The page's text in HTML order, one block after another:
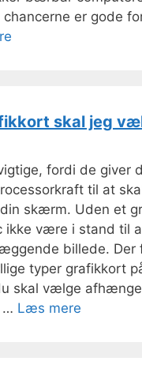
er gode
skal jeg
fordi de giver
til at
skærm. Uden et
ikke være i stand til
billede. Der
typer grafikkort
skal vælge
… Læs mere